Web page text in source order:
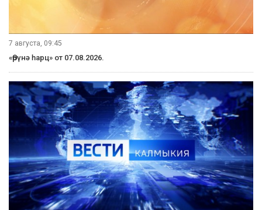
7 августа, 09:45
«Өрүнә һарц» от 07.08.2026.